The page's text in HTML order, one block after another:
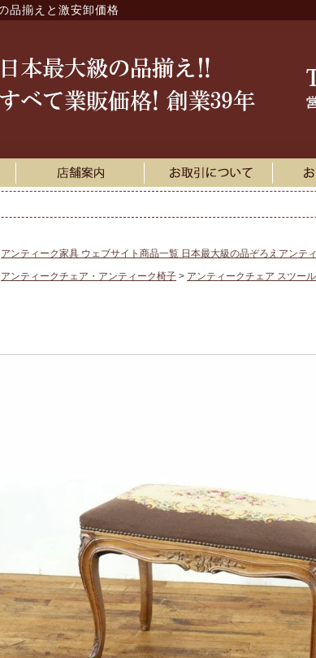
品揃えと激安卸価格
アンティーク家具 ウェブサイト商品一覧 日本最大級の品ぞろえアンテ
アンティークチェア・アンティーク椅子 アンティークチェア スツール